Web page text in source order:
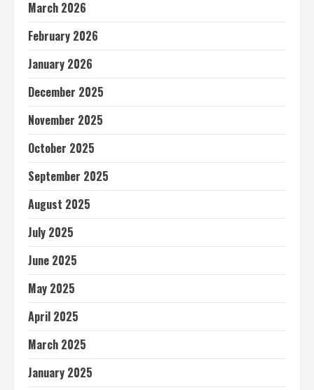
March 2026
February 2026
January 2026
December 2025
November 2025
October 2025
September 2025
August 2025
July 2025
June 2025
May 2025
April 2025
March 2025
January 2025